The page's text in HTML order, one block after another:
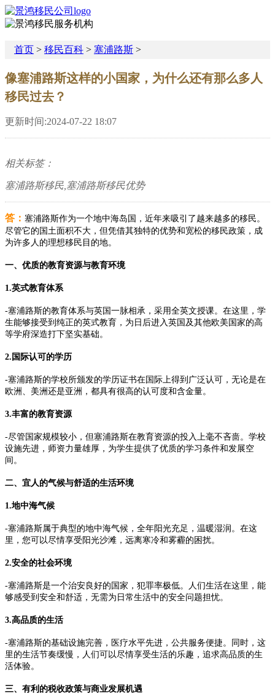
首页 > 移民百科 > 塞浦路斯 >
像塞浦路斯这样的小国家，为什么还有那么多人
移民过去？
更新时间:2024-07-22 18:07
相关标签：
塞浦路斯移民,塞浦路斯移民优势
答： 塞浦路斯作为一个地中海岛国，近年来吸引了越来越多的移民。
尽管它的国土面积不大，但凭借其独特的优势和宽松的移民政策，成
为许多人的理想移民目的地。
一、优质的教育资源与教育环境
1.英式教育体系
-塞浦路斯的教育体系与英国一脉相承，采用全英文授课。在这里，学
生能够接受到纯正的英式教育，为日后进入英国及其他欧美国家的高
等学府深造打下坚实基础。
2.国际认可的学历
-塞浦路斯的学校所颁发的学历证书在国际上得到广泛认可，无论是在
欧洲、美洲还是亚洲，都具有很高的认可度和含金量。
3.丰富的教育资源
-尽管国家规模较小，但塞浦路斯在教育资源的投入上毫不吝啬。学校
设施先进，师资力量雄厚，为学生提供了优质的学习条件和发展空
间。
二、宜人的气候与舒适的生活环境
1.地中海气候
-塞浦路斯属于典型的地中海气候，全年阳光充足，温暖湿润。在这
里，您可以尽情享受阳光沙滩，远离寒冷和雾霾的困扰。
2.安全的社会环境
-塞浦路斯是一个治安良好的国家，犯罪率极低。人们生活在这里，能
够感受到安全和舒适，无需为日常生活中的安全问题担忧。
3.高品质的生活
-塞浦路斯的基础设施完善，医疗水平先进，公共服务便捷。同时，这
里的生活节奏缓慢，人们可以尽情享受生活的乐趣，追求高品质的生
活体验。
三、有利的税收政策与商业发展机遇